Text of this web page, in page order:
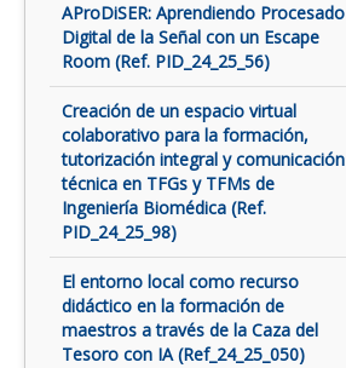
AProDiSER: Aprendiendo Procesado
Digital de la Señal con un Escape
Room (Ref. PID_24_25_56)
Creación de un espacio virtual
colaborativo para la formación,
tutorización integral y comunicación
técnica en TFGs y TFMs de
Ingeniería Biomédica (Ref.
PID_24_25_98)
El entorno local como recurso
didáctico en la formación de
maestros a través de la Caza del
Tesoro con IA (Ref_24_25_050)